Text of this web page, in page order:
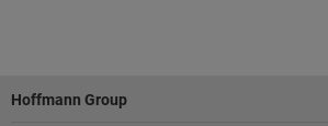
Stopka
Hoffmann Group